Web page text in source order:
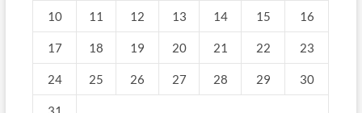
10 11 12 13 14 15 16
17 18 19 20 21 22 23
24 25 26 27 28 29 30